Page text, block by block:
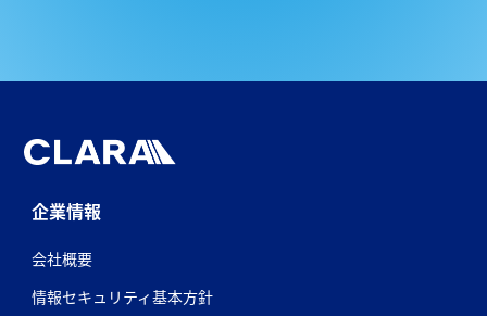
企業情報
会社概要
情報セキュリティ基本方針